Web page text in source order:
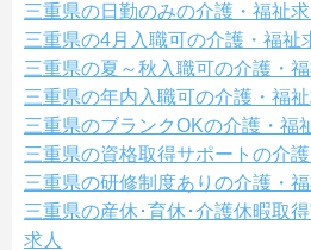
三重県の日勤のみの介護・福祉求
三重県の4月入職可の介護・福祉
三重県の夏～秋入職可の介護・福
三重県の年内入職可の介護・福祉
三重県のブランクOKの介護・福
三重県の資格取得サポートの介
三重県の研修制度ありの介護・福
三重県の産休･育休･介護休暇取
求人